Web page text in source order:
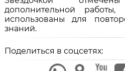
дополнительной
использованы для
знаний.
Поделиться в соцсетях: